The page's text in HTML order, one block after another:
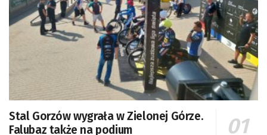
Stal Gorzów wygrała w Zielonej Górze.
Falubaz także na podium